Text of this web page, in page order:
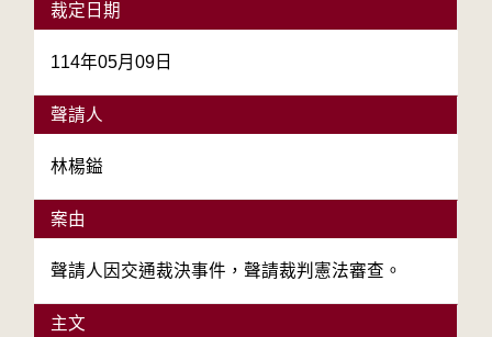
裁定日期
114年05月09日
聲請人
林楊鎰
案由
聲請人因交通裁決事件，聲請裁判憲法審查。
主文